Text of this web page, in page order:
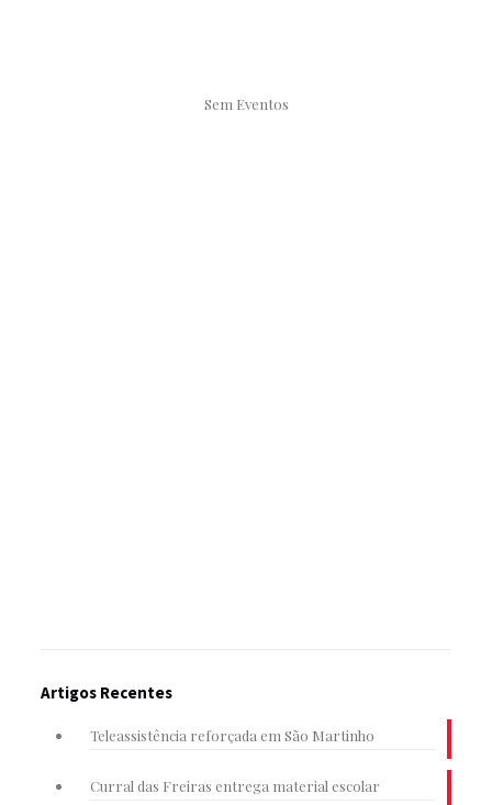
Sem Eventos
Artigos Recentes
Teleassistência reforçada em São Martinho
Curral das Freiras entrega material escolar